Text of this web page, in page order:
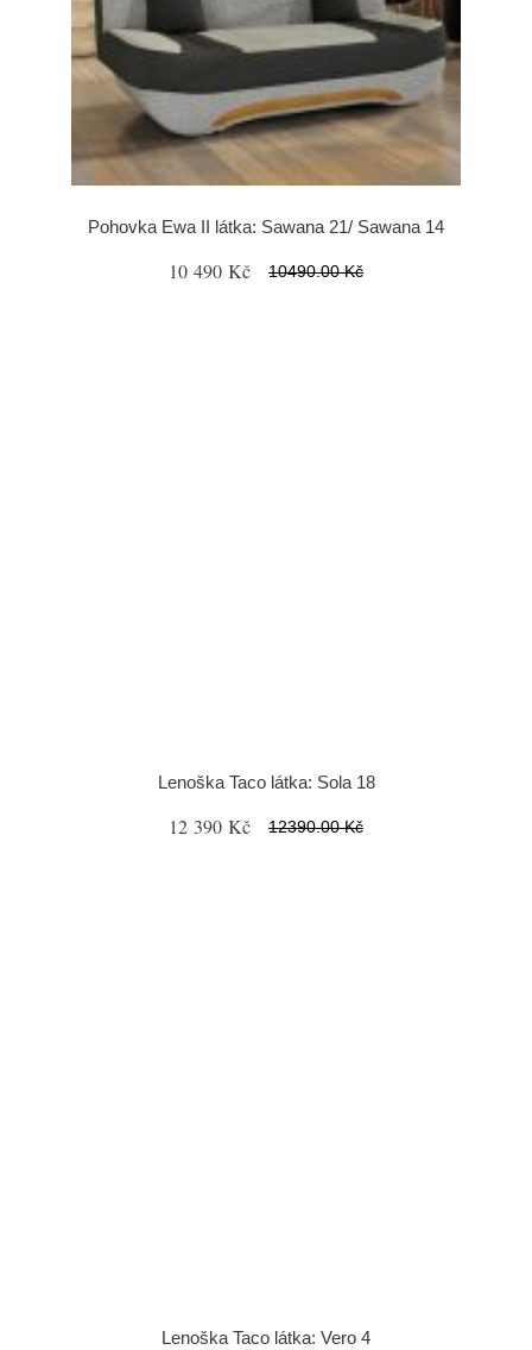
Pohovka Ewa II látka: Sawana 21/ Sawana 14
10 490 Kč 10490.00 Kč
Lenoška Taco látka: Sola 18
12 390 Kč 12390.00 Kč
Lenoška Taco látka: Vero 4